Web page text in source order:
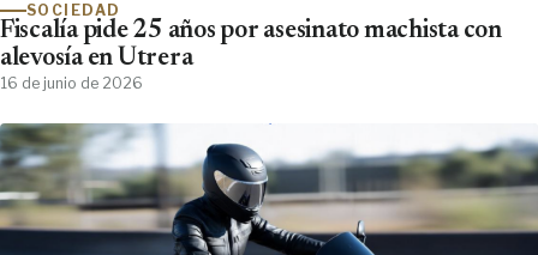
SOCIEDAD
Fiscalía pide 25 años por asesinato machista con
alevosía en Utrera
16 de junio de 2026